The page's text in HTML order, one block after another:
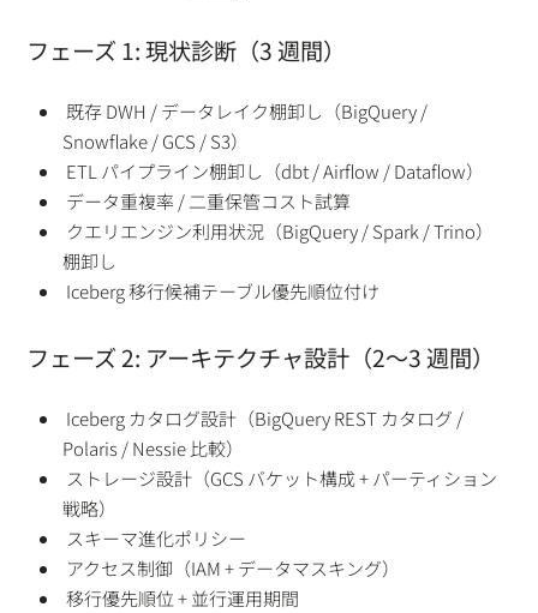
フェーズ 1: 現状診断（3 週間）
既存 DWH / データレイク棚卸し（BigQuery /
Snowflake / GCS / S3）
ETL パイプライン棚卸し（dbt / Airflow / Dataflow）
データ重複率 / 二重保管コスト試算
クエリエンジン利用状況（BigQuery / Spark / Trino）
棚卸し
Iceberg 移行候補テーブル優先順位付け
フェーズ 2: アーキテクチャ設計（2〜3 週間）
Iceberg カタログ設計（BigQuery REST カタログ /
Polaris / Nessie 比較）
ストレージ設計（GCS バケット構成 + パーティション
戦略）
スキーマ進化ポリシー
アクセス制御（IAM + データマスキング）
移行優先順位 + 並行運用期間